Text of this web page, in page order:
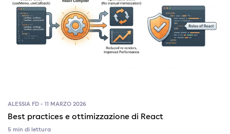
ALESSIA FD - 11 MARZO 2026
Best practices e ottimizzazione di React
5 min di lettura